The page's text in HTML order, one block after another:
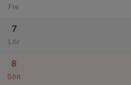
Fre
7
Lör
8
Sön